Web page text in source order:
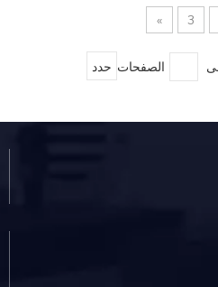
3
»
الصفحات حدد